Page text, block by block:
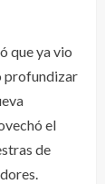
que ya vio
profundizar
el
de